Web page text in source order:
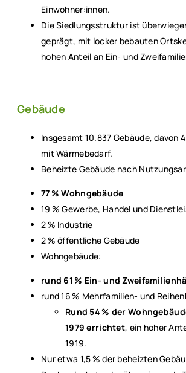
Einwohner:innen.
Die Siedlungsstruktur ist
geprägt, mit locker bebauten
hohen Anteil an Ein- und
Gebäude
Insgesamt 10.837 Gebäude, davon
mit Wärmebedarf.
Beheizte Gebäude nach
77% Wohngebäude
19 % Gewerbe, Handel und
2 % Industrie
2 % öffentliche Gebäude
Wohngebäude:
rund 61% Ein- und Zweifamilienh
rund 16 % Mehrfamilien- und
Rund 54% der Wohngebä
1979 errichtet, ein hoher
1919.
Nur etwa 1,5 % der beheizten